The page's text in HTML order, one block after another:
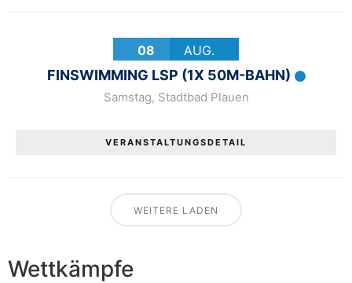
08 AUG.
FINSWIMMING LSP (1X 50M-BAHN)
Samstag, Stadtbad Plauen
VERANSTALTUNGSDETAIL
WEITERE LADEN
Wettkämpfe